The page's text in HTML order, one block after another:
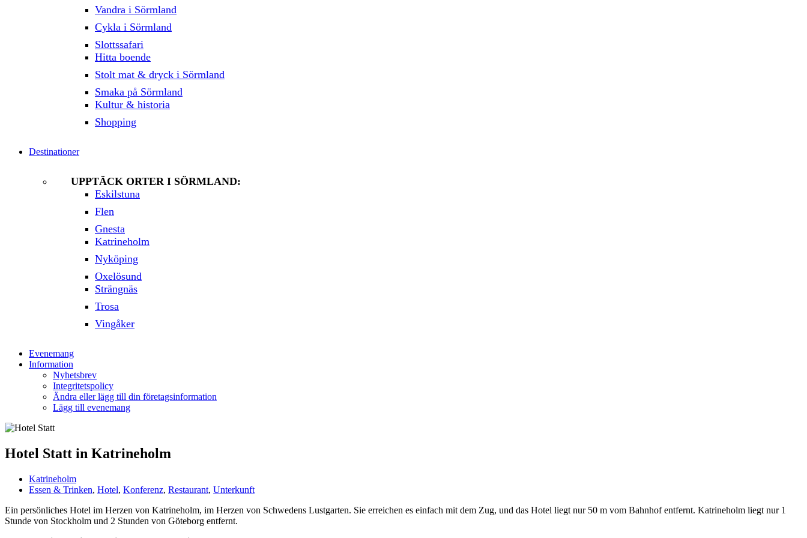
Vandra i Sörmland
Cykla i Sörmland
Slottssafari
Hitta boende
Stolt mat & dryck i Sörmland
Smaka på Sörmland
Kultur & historia
Shopping
Destinationer
UPPTÄCK ORTER I SÖRMLAND:
Eskilstuna
Flen
Gnesta
Katrineholm
Nyköping
Oxelösund
Strängnäs
Trosa
Vingåker
Evenemang
Information
Nyhetsbrev
Integritetspolicy
Ändra eller lägg till din företagsinformation
Lägg till evenemang
Hotel Statt in Katrineholm
Katrineholm
Essen & Trinken, Hotel, Konferenz, Restaurant, Unterkunft
Ein persönliches Hotel im Herzen von Katrineholm, im Herzen von Schwedens Lustgarten. Sie erreichen es einfach mit dem Zug, und das Hotel liegt nur 50 m vom Bahnhof entfernt. Katrineholm liegt nur 1
Stunde von Stockholm und 2 Stunden von Göteborg entfernt.